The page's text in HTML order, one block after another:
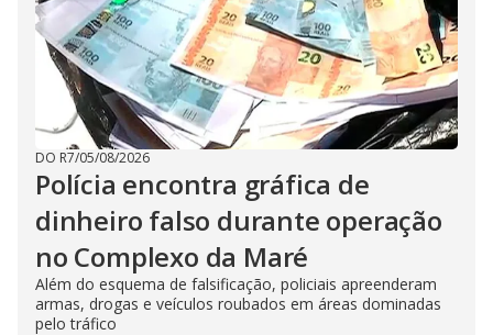
DO R7/05/08/2026
Polícia encontra gráfica de
dinheiro falso durante operação
no Complexo da Maré
Além do esquema de falsificação, policiais apreenderam
armas, drogas e veículos roubados em áreas dominadas
pelo tráfico